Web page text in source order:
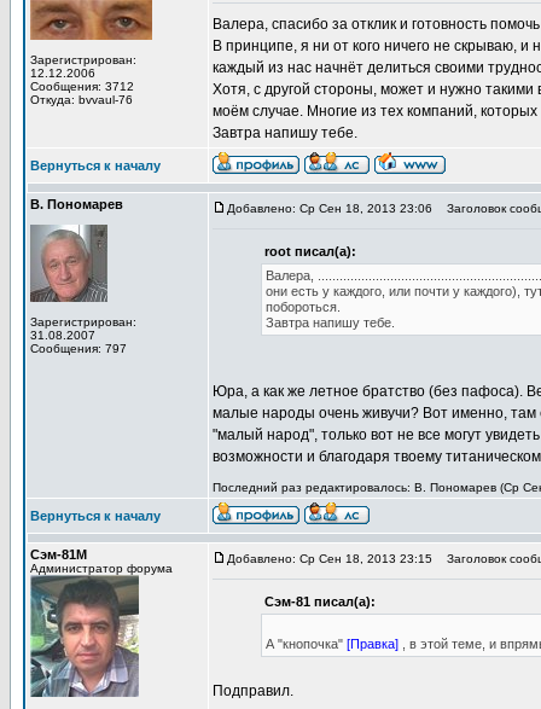
Зарегистрирован:
12.12.2006
Сообщения: 3712
Откуда: bvvaul-76
Валера, спасибо за отклик и готовность
В принципе, я ни от кого ничего не скрываю, и
каждый из нас начнёт делиться своими
Хотя, с другой стороны, может и нужно такими
моём случае. Многие из тех компаний,
Завтра напишу тебе.
Вернуться к началу
В. Пономарев
Зарегистрирован:
31.08.2007
Сообщения: 797
Добавлено: Ср Сен 18, 2013 23:06 Заголовок
root писал(а):
Валера,
они есть у каждого, или почти у каждого),
побороться.
Завтра напишу тебе.
Юра, а как же летное братство (без пафоса).
малые народы очень живучи? Вот именно,
"малый народ", только вот не все могут
возможности и благодаря твоему
Последний раз редактировалось: В. Пономарев (Ср
Вернуться к началу
Сэм-81М
Администратор форума
Добавлено: Ср Сен 18, 2013 23:15 Заголовок
Сэм-81 писал(а):
А "кнопочка" [Правка] , в этой теме, и
Подправил.